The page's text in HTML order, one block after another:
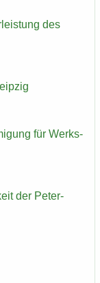
des
für Werks­
der Peter-​